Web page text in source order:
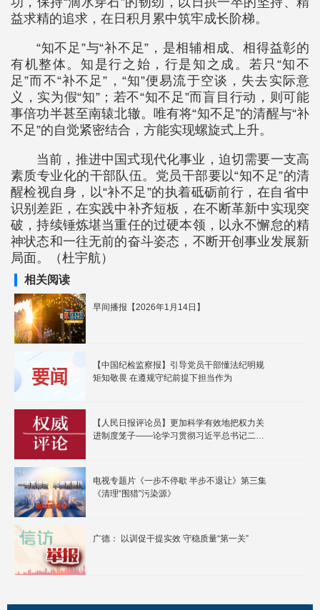
益求精的追求，在日积月累中筑牢成长阶梯。
“知不足”与“补不足”，是相辅相成、相得益彰的
有机整体。知是行之始，行是知之成。若只“知不
足”而不“补不足”，“知”便易流于空谈，失去实际意
义，实为假“知”；若不“知不足”而盲目行动，则可能
事倍功半甚至南辕北辙。唯有将“知不足”的清醒与“补
不足”的自觉紧密结合，方能实现螺旋式上升。
当前，推进中国式现代化事业，迫切需要一支高
素质专业化的干部队伍。党员干部要以“知不足”的清
醒检视自身，以“补不足”的执着砥砺前行，在自省中
识别差距，在实践中补齐短板，在不断革新中实现突
破，持续锤炼堪当重任的过硬本领，以永不懈怠的精
神状态和一往无前的奋斗姿态，不断开创事业发展新
局面。（杜宇航）
相关阅读
早间播报【2026年1月14日】
【中国纪检监察报】引导党员干部懂法纪明规
矩知敬畏 在遵规守纪前提下担当作为
【人民日报评论员】更加科学有效地把权力关
进制度笼子——论学习贯彻习近平总书记二十
电视专题片《一步不停歇 半步不退让》第三集
《清理“围猎”污染源》
广德： 以训促干提实效 守稳质量“第一关”